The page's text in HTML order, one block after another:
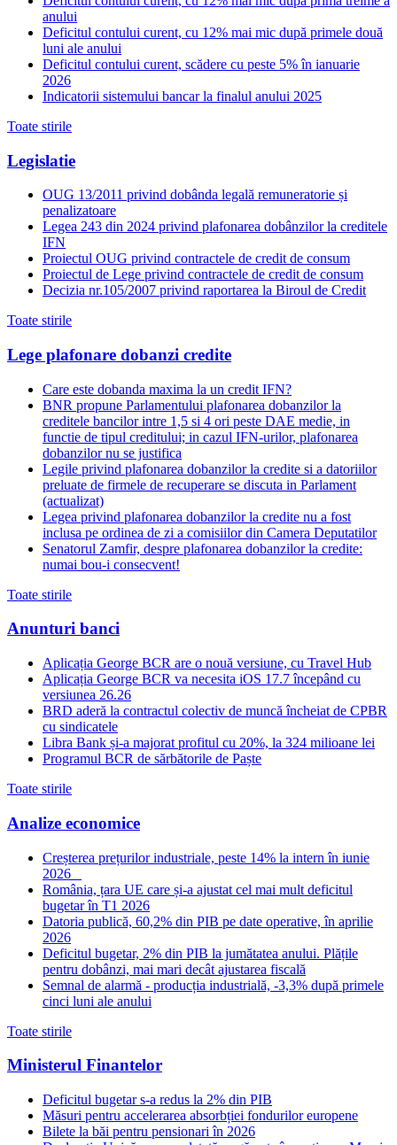
anului
Deficitul contului curent, cu 12% mai mic după primele două
luni ale anului
Deficitul contului curent, scădere cu peste 5% în ianuarie
2026
Indicatorii sistemului bancar la finalul anului 2025
Toate stirile
Legislatie
OUG 13/2011 privind dobânda legală remuneratorie și
penalizatoare
Legea 243 din 2024 privind plafonarea dobânzilor la creditele
IFN
Proiectul OUG privind contractele de credit de consum
Proiectul de Lege privind contractele de credit de consum
Decizia nr.105/2007 privind raportarea la Biroul de Credit
Toate stirile
Lege plafonare dobanzi credite
Care este dobanda maxima la un credit IFN?
BNR propune Parlamentului plafonarea dobanzilor la
creditele bancilor intre 1,5 si 4 ori peste DAE medie, in
functie de tipul creditului; in cazul IFN-urilor, plafonarea
dobanzilor nu se justifica
Legile privind plafonarea dobanzilor la credite si a datoriilor
preluate de firmele de recuperare se discuta in Parlament
(actualizat)
Legea privind plafonarea dobanzilor la credite nu a fost
inclusa pe ordinea de zi a comisiilor din Camera Deputatilor
Senatorul Zamfir, despre plafonarea dobanzilor la credite:
numai bou-i consecvent!
Toate stirile
Anunturi banci
Aplicația George BCR are o nouă versiune, cu Travel Hub
Aplicația George BCR va necesita iOS 17.7 începând cu
versiunea 26.26
BRD aderă la contractul colectiv de muncă încheiat de CPBR
cu sindicatele
Libra Bank și-a majorat profitul cu 20%, la 324 milioane lei
Programul BCR de sărbătorile de Paște
Toate stirile
Analize economice
Creșterea prețurilor industriale, peste 14% la intern în iunie
2026
România, țara UE care și-a ajustat cel mai mult deficitul
bugetar în T1 2026
Datoria publică, 60,2% din PIB pe date operative, în aprilie
2026
Deficitul bugetar, 2% din PIB la jumătatea anului. Plățile
pentru dobânzi, mai mari decât ajustarea fiscală
Semnal de alarmă - producția industrială, -3,3% după primele
cinci luni ale anului
Toate stirile
Ministerul Finantelor
Deficitul bugetar s-a redus la 2% din PIB
Măsuri pentru accelerarea absorbției fondurilor europene
Bilete la băi pentru pensionari în 2026